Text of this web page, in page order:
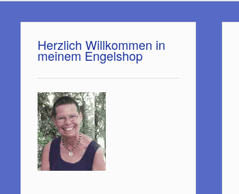
Herzlich Willkommen in
meinem Engelshop